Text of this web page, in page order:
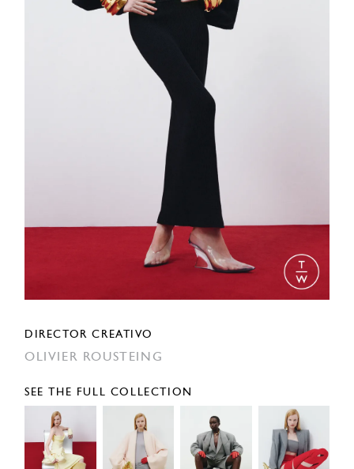
DIRECTOR CREATIVO
OLIVIER ROUSTEING
SEE THE FULL COLLECTION